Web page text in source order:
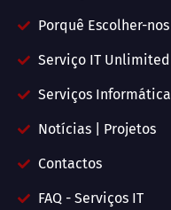
Porquê Escolher-nos
Serviço IT Unlimited
Serviços Informática
Notícias | Projetos
Contactos
FAQ - Serviços IT